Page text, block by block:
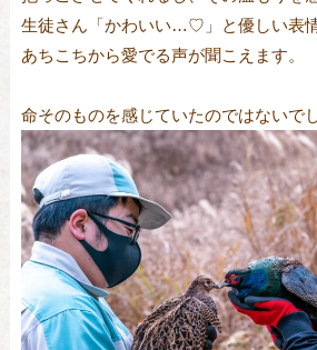
生徒さん「かわいい…♡」と優しい表情
あちこちから愛でる声が聞こえます。
命そのものを感じていたのではないで